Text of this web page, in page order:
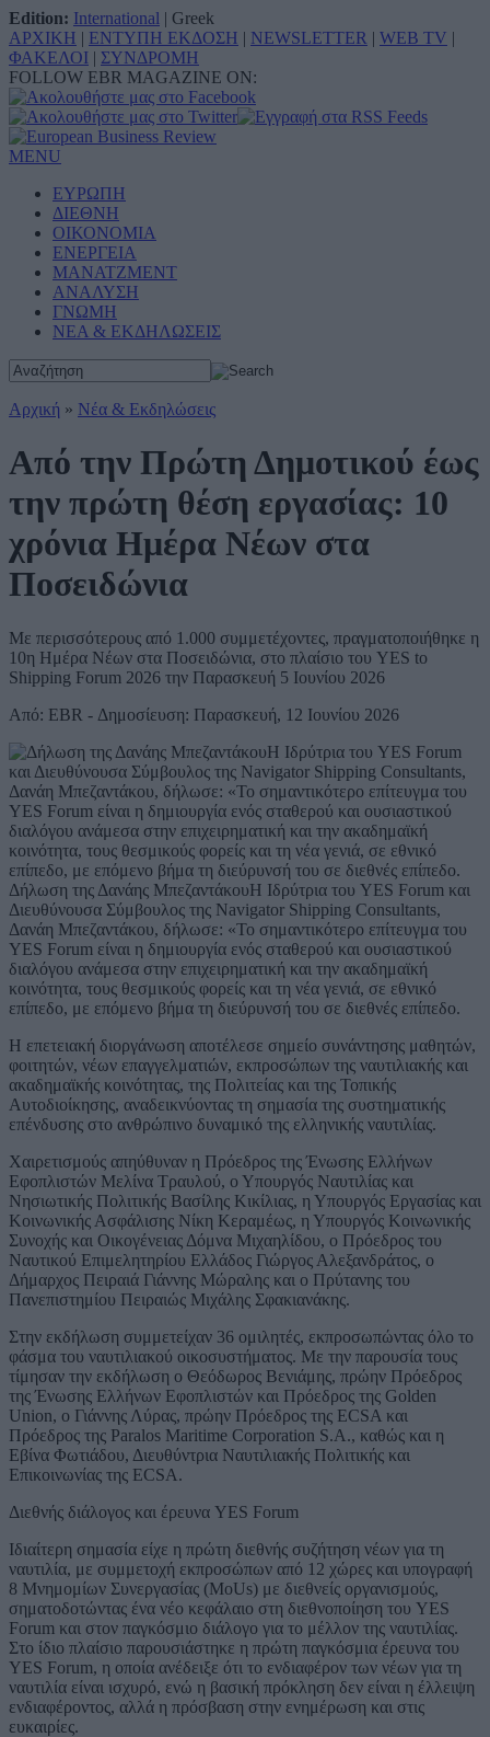
Edition: International | Greek
ΑΡΧΙΚΗ | ΕΝΤΥΠΗ ΕΚΔΟΣΗ | NEWSLETTER | WEB TV |
ΦΑΚΕΛΟΙ | ΣΥΝΔΡΟΜΗ
FOLLOW EBR MAGAZINE ON:
MENU
ΕΥΡΩΠΗ
ΔΙΕΘΝΗ
ΟΙΚΟΝΟΜΙΑ
ΕΝΕΡΓΕΙΑ
ΜΑΝΑΤΖΜΕΝΤ
ΑΝΑΛΥΣΗ
ΓΝΩΜΗ
ΝΕΑ & ΕΚΔΗΛΩΣΕΙΣ
Αρχική » Νέα & Εκδηλώσεις
Από την Πρώτη Δημοτικού έως
την πρώτη θέση εργασίας: 10
χρόνια Ημέρα Νέων στα
Ποσειδώνια
Με περισσότερους από 1.000 συμμετέχοντες, πραγματοποιήθηκε η
10η Ημέρα Νέων στα Ποσειδώνια, στο πλαίσιο του YES to
Shipping Forum 2026 την Παρασκευή 5 Ιουνίου 2026
Από: EBR - Δημοσίευση: Παρασκευή, 12 Ιουνίου 2026
Δήλωση της Δανάης ΜπεζαντάκουΗ Ιδρύτρια του YES Forum και
Διευθύνουσα Σύμβουλος της Navigator Shipping Consultants,
Δανάη Μπεζαντάκου, δήλωσε: «Το σημαντικότερο επίτευγμα του
YES Forum είναι η δημιουργία ενός σταθερού και ουσιαστικού
διαλόγου ανάμεσα στην επιχειρηματική και την ακαδημαϊκή
κοινότητα, τους θεσμικούς φορείς και τη νέα γενιά, σε εθνικό
επίπεδο, με επόμενο βήμα τη διεύρυνσή του σε διεθνές επίπεδο.
Η επετειακή διοργάνωση αποτέλεσε σημείο συνάντησης μαθητών,
φοιτητών, νέων επαγγελματιών, εκπροσώπων της ναυτιλιακής και
ακαδημαϊκής κοινότητας, της Πολιτείας και της Τοπικής
Αυτοδιοίκησης, αναδεικνύοντας τη σημασία της συστηματικής
επένδυσης στο ανθρώπινο δυναμικό της ελληνικής ναυτιλίας.
Χαιρετισμούς απηύθυναν η Πρόεδρος της Ένωσης Ελλήνων
Εφοπλιστών Μελίνα Τραυλού, ο Υπουργός Ναυτιλίας και
Νησιωτικής Πολιτικής Βασίλης Κικίλιας, η Υπουργός Εργασίας και
Κοινωνικής Ασφάλισης Νίκη Κεραμέως, η Υπουργός Κοινωνικής
Συνοχής και Οικογένειας Δόμνα Μιχαηλίδου, ο Πρόεδρος του
Ναυτικού Επιμελητηρίου Ελλάδος Γιώργος Αλεξανδράτος, ο
Δήμαρχος Πειραιά Γιάννης Μώραλης και ο Πρύτανης του
Πανεπιστημίου Πειραιώς Μιχάλης Σφακιανάκης.
Στην εκδήλωση συμμετείχαν 36 ομιλητές, εκπροσωπώντας όλο το
φάσμα του ναυτιλιακού οικοσυστήματος. Με την παρουσία τους
τίμησαν την εκδήλωση ο Θεόδωρος Βενιάμης, πρώην Πρόεδρος
της Ένωσης Ελλήνων Εφοπλιστών και Πρόεδρος της Golden
Union, ο Γιάννης Λύρας, πρώην Πρόεδρος της ECSA και
Πρόεδρος της Paralos Maritime Corporation S.A., καθώς και η
Εβίνα Φωτιάδου, Διευθύντρια Ναυτιλιακής Πολιτικής και
Επικοινωνίας της ECSA.
Διεθνής διάλογος και έρευνα YES Forum
Ιδιαίτερη σημασία είχε η πρώτη διεθνής συζήτηση νέων για τη
ναυτιλία, με συμμετοχή εκπροσώπων από 12 χώρες και υπογραφή
8 Μνημομίων Συνεργασίας (MoUs) με διεθνείς οργανισμούς,
σηματοδοτώντας ένα νέο κεφάλαιο στη διεθνοποίηση του YES
Forum και στον παγκόσμιο διάλογο για το μέλλον της ναυτιλίας.
Στο ίδιο πλαίσιο παρουσιάστηκε η πρώτη παγκόσμια έρευνα του
YES Forum, η οποία ανέδειξε ότι το ενδιαφέρον των νέων για τη
ναυτιλία είναι ισχυρό, ενώ η βασική πρόκληση δεν είναι η έλλειψη
ενδιαφέροντος, αλλά η πρόσβαση στην ενημέρωση και στις
ευκαιρίες.